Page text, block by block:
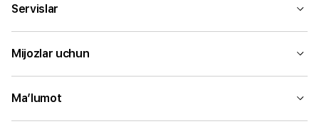
Servislar
Mijozlar uchun
Ma’lumot